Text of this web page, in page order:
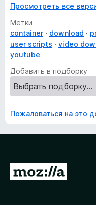
Просмотреть все
Метки
container
download
user scripts
video
youtube
Добавить в подборку
Пожаловаться на это
П